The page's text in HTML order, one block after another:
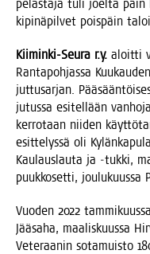
pelas­ta­ja tuli joel­ta päin
kipi­nä­pil­vet pois­päin
Kii­min­ki-Seu­ra r.y. aloit­ti
Ran­ta­poh­jas­sa
jut­tusar­jan.
jutus­sa esi­tel­lään
ker­ro­taan nii­den
esit­te­lys­sä oli
Kau­laus­lau­ta ja ‑tuk­ki,
puuk­ko­set­ti, jou­lu­kuus­sa
Vuo­den 2022
Jää­sa­ha, maa­lis­kuus­sa
Vete­raa­nin sota­muis­to